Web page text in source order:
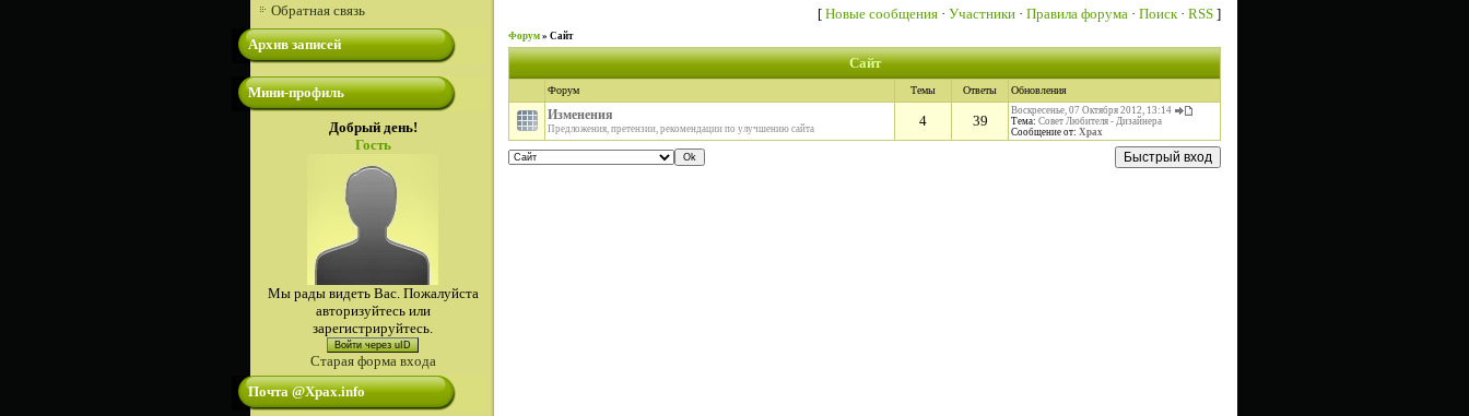
Обратная связь
Архив записей
Мини-профиль
Добрый день!
Гость
Мы рады видеть Вас. Пожалуйста
авторизуйтесь или
зарегистрируйтесь.
Войти через uID
Старая форма входа
Почта @Xpax.info
[ Новые сообщения · Участники · Правила форума · Поиск· RSS ]
Форум » Сайт
Сайт
Форум Темы Ответы Обновления
Изменения
Предложения, претензии, рекомендации по улучшению сайта 4 39
Воскресенье, 07 Октября 2012, 13:14
Тема: Совет Любителя - Дизайнера
Сообщение от: Xpax